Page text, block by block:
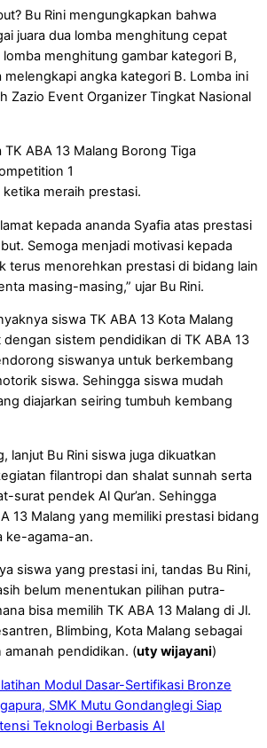
Bu Rini mengungkapkan bahwa
juara dua lomba menghitung cepat
lomba menghitung gambar kategori B,
melengkapi angka kategori B. Lomba ini
Zazio Event Organizer Tingkat Nasional
ketika meraih prestasi.
kepada ananda Syafia atas prestasi
Semoga menjadi motivasi kepada
terus menorehkan prestasi di bidang lain
masing-masing,” ujar Bu Rini.
siswa TK ABA 13 Kota Malang
sistem pendidikan di TK ABA 13
siswanya untuk berkembang
siswa. Sehingga siswa mudah
diajarkan seiring tumbuh kembang
lanjut Bu Rini siswa juga dikuatkan
filantropi dan shalat sunnah serta
surat pendek Al Qur’an. Sehingga
13 Malang yang memiliki prestasi bidang
ke-agama-an.
siswa yang prestasi ini, tandas Bu Rini,
belum menentukan pilihan putra-
bisa memilih TK ABA 13 Malang di Jl.
Blimbing, Kota Malang sebagai
pendidikan. (uty wijayani)
Modul Dasar-Sertifikasi Bronze
SMK Mutu Gondanglegi Siap
Teknologi Berbasis AI